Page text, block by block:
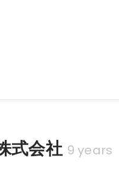
式会社 9 years